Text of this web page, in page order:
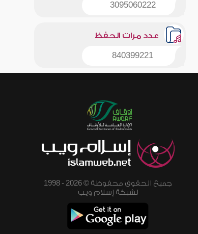
3095060222
عدد مرات الحفظ
840399221
جميع الحقوق محفوظة © 2026 - 1998
لشبكة إسلام ويب